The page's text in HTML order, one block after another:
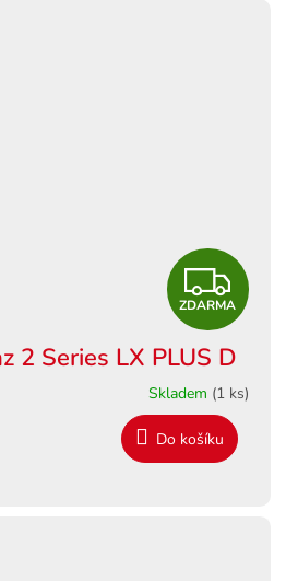
Z
D
A
R
M
ZDARMA
2 Series LX PLUS D
Skladem (1 ks)
Do košíku